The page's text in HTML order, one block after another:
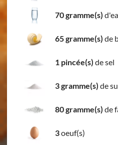
70 gramme(s)
65 gramme(s) de
1 pincée(s) de sel
3 gramme(s) de
80 gramme(s) de
3oeuf(s)